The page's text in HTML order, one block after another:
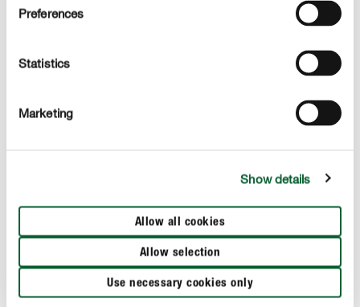
Preferences
Statistics
Marketing
Show details
Allow all cookies
Allow selection
Use necessary cookies only
7. Šafran
Druhy šafranov možno rozdeliť do troch skupín podľa
obdobia kvitnutia: botanické druhy krokusov kvitnú už
kvetmi už vo februári a marci. Od marca sa k nim pridáva
šafran záhradný. Skoro kvitnúci šafran je ideálnym
doplnkom do jarného záhradného záhonu, ale ozdobí aj
každý balkónový kvetináč alebo vedro. Kvety šafranu
nielen krásne vyzerajú, ale na jar sú aj dôležitým zdrojom
potravy pre včely a čmeliaky. Existuje viac ako 90